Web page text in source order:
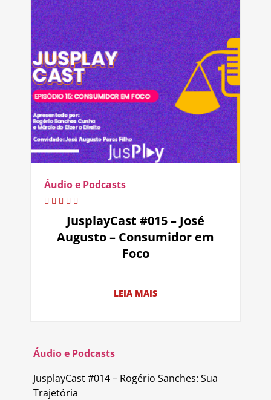
Áudio e Podcasts
JusplayCast #015 – José
Augusto – Consumidor em
Foco
LEIA MAIS
Áudio e Podcasts
JusplayCast #014 – Rogério Sanches: Sua
Trajetória